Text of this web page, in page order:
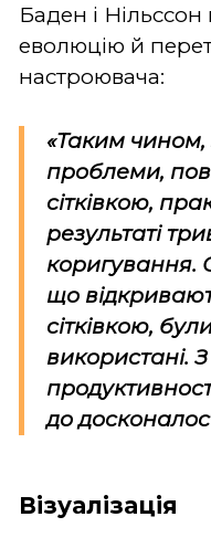
Баден і Нільссон
еволюцію й
настроювача:
«Таким чином,
проблеми,
сітківкою,
результаті
коригування.
що
сітківкою,
використані.
до
Візуалізація